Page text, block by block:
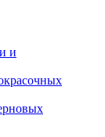
и